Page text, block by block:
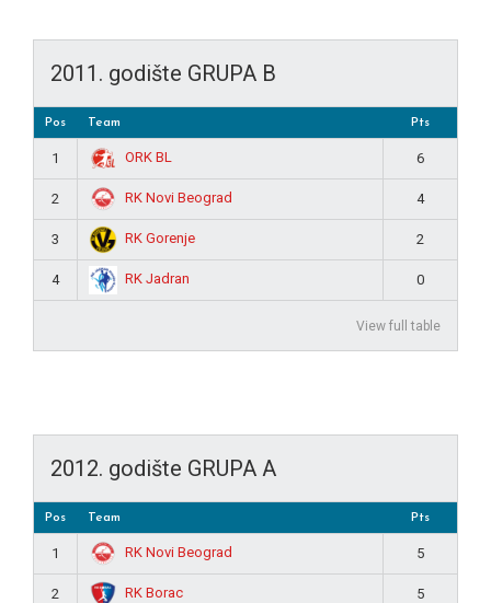
2011. godište GRUPA B
Pos Team Pts
1 ORK BL 6
2 RK Novi Beograd 4
3 RK Gorenje 2
4 RK Jadran 0
View full table
2012. godište GRUPA A
Pos Team Pts
1 RK Novi Beograd 5
2 RK Borac 5